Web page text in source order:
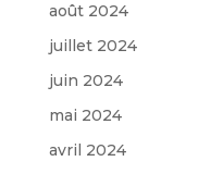
août 2024
juillet 2024
juin 2024
mai 2024
avril 2024